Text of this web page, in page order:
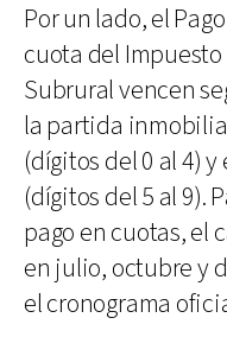
Por un lado, el
cuota del
Subrural vencen
la partida
(dígitos del 0 al 4)
(dígitos del 5 al 9).
pago en cuotas, el
en julio, octubre y
el cronograma